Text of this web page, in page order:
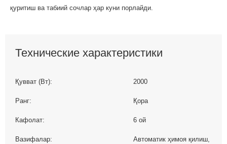
қуритиш ва табиий сочлар ҳар куни порлайди.
Технические характеристики
Қувват (Вт): 2000
Ранг: Қора
Кафолат: 6 ой
Вазифалар:
Автоматик ҳимоя қилиш,